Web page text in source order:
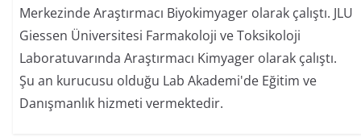
Merkezinde Araştırmacı Biyokimyager olarak çalıştı. JLU
Giessen Üniversitesi Farmakoloji ve Toksikoloji
Laboratuvarında Araştırmacı Kimyager olarak çalıştı.
Şu an kurucusu olduğu Lab Akademi'de Eğitim ve
Danışmanlık hizmeti vermektedir.